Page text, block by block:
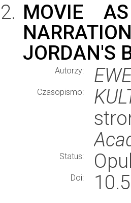
MOVIE
JORDAN'S
Autorzy:
Czasopismo:
Status:
Doi: